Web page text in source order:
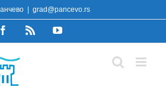
grad@pancevo.rs
FacebookRss YouTube